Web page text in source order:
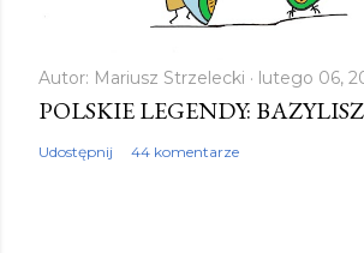
Autor: Mariusz Strzelecki lutego 06,
POLSKIE LEGENDY:
Udostępnij 44 komentarze